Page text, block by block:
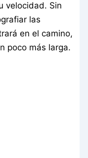
velocidad. Sin
las
en el camino,
poco más larga.